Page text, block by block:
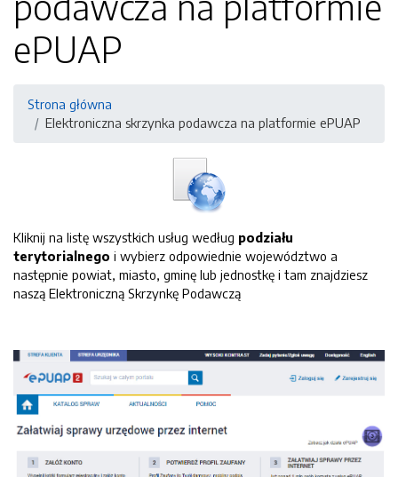
ePUAP
Strona główna
Elektroniczna skrzynka podawcza na platformie ePUAP
Kliknij na listę wszystkich usług według podziału
terytorialnego i wybierz odpowiednie województwo a
następnie powiat, miasto, gminę lub jednostkę i tam znajdziesz
naszą Elektroniczną Skrzynkę Podawczą